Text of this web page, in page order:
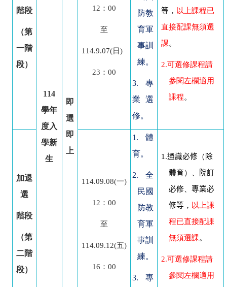
階段
（第
一階
段）
114
學年
度入
學新
生
即
選
即
上
12 ：00
至
114.9.07(日)
23 ：00
防教
育軍
事訓
練。
3. 專
業選
修。
等 ， 以上課程已
直接配課無須選
課。
2.可選修課程請
參閱左欄適用
課程。
加退
選
階段
（第
二階
段）
114.09.08(一)
12 ：00
至
114.09.12(五)
16 ：00
1. 體
育。
2. 全
民國
防教
育軍
事訓
練。
3. 專
1.通識必修 （ 除
體育）、
院訂
必修
專業必
修等 ， 以上課
程已直接配課
無須選課。
2.可選修課程請
參閱左欄適用